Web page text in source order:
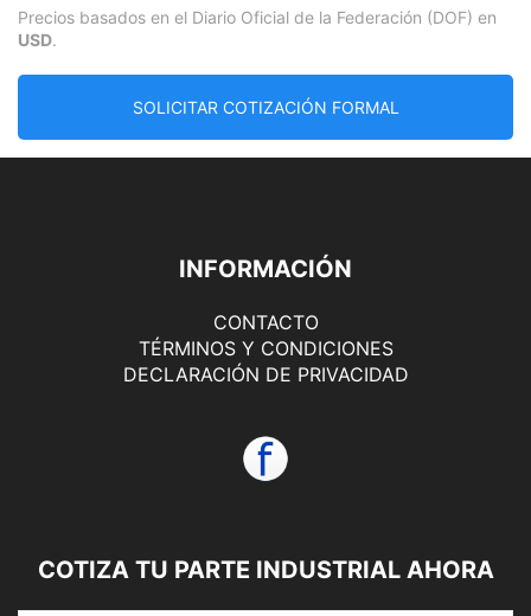
Precios basados en el Diario Oficial de la Federación (DOF) en
USD.
SOLICITAR COTIZACIÓN FORMAL
INFORMACIÓN
CONTACTO
TÉRMINOS Y CONDICIONES
DECLARACIÓN DE PRIVACIDAD
COTIZA TU PARTE INDUSTRIAL AHORA